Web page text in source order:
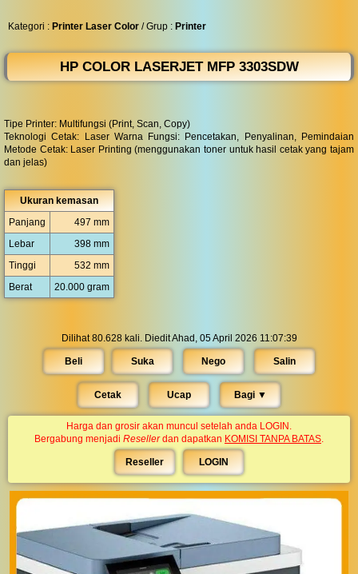
Kategori : Printer Laser Color / Grup : Printer
HP COLOR LASERJET MFP 3303SDW
Tipe Printer: Multifungsi (Print, Scan, Copy)
Teknologi Cetak: Laser Warna Fungsi: Pencetakan, Penyalinan, Pemindaian
Metode Cetak: Laser Printing (menggunakan toner untuk hasil cetak yang tajam
dan jelas)
Ukuran kemasan
Panjang
497 mm
Lebar
398 mm
Tinggi
532 mm
Berat
20.000 gram
Dilihat 80.628 kali. Diedit Ahad, 05 April 2026 11:07:39
Beli Suka Nego Salin
Cetak Ucap Bagi ▼︎
Harga dan grosir akan muncul setelah anda LOGIN.
Bergabung menjadi Resellerdan dapatkan KOMISI TANPA BATAS.
Reseller LOGIN